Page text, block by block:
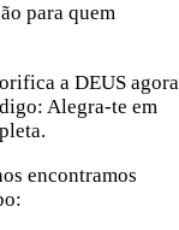
para quem
a DEUS
Alegra-te em
encontramos